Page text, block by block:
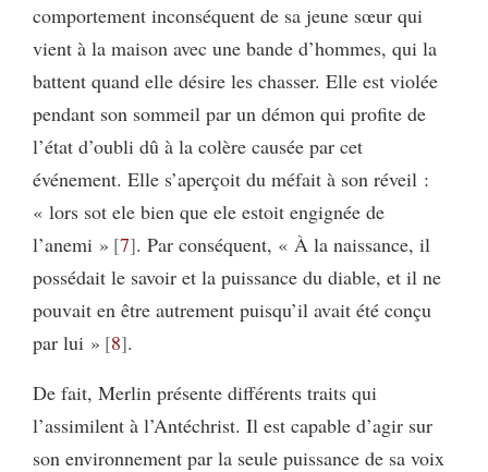
comportement inconséquent de sa jeune sœur qui
vient à la maison avec une bande d’hommes, qui la
battent quand elle désire les chasser. Elle est violée
pendant son sommeil par un démon qui profite de
l’état d’oubli dû à la colère causée par cet
événement. Elle s’aperçoit du méfait à son réveil :
« lors sot ele bien que ele estoit engignée de
l’anemi » 7 . Par conséquent, « À la naissance, il
possédait le savoir et la puissance du diable, et il ne
pouvait en être autrement puisqu’il avait été conçu
par lui » 8 .
De fait, Merlin présente différents traits qui
l’assimilent à l’Antéchrist. Il est capable d’agir sur
son environnement par la seule puissance de sa voix